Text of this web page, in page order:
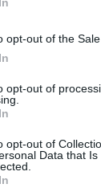
opt-out of the
opt-out of
opt-out of
Data that
Βάσια